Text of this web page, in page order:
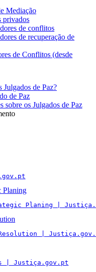
Mediação
privados
de conflitos
de recuperação de
de Conflitos (desde
de Paz?
de Paz
sobre os Julgados de Paz
Planing
Planing |
|
| Justiça.gov.pt